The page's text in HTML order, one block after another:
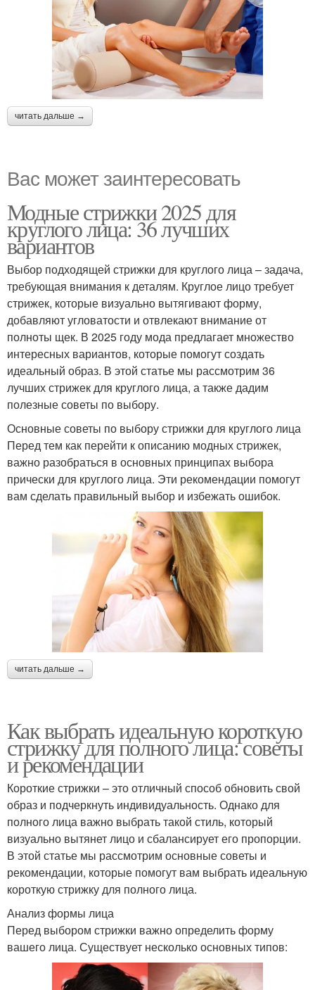
читать дальше →
Вас может заинтересовать
Модные стрижки 2025 для
круглого лица: 36 лучших
вариантов
Выбор подходящей стрижки для круглого лица – задача,
требующая внимания к деталям. Круглое лицо требует
стрижек, которые визуально вытягивают форму,
добавляют угловатости и отвлекают внимание от
полноты щек. В 2025 году мода предлагает множество
интересных вариантов, которые помогут создать
идеальный образ. В этой статье мы рассмотрим 36
лучших стрижек для круглого лица, а также дадим
полезные советы по выбору.
Основные советы по выбору стрижки для круглого лица
Перед тем как перейти к описанию модных стрижек,
важно разобраться в основных принципах выбора
прически для круглого лица. Эти рекомендации помогут
вам сделать правильный выбор и избежать ошибок.
читать дальше →
Как выбрать идеальную короткую
стрижку для полного лица: советы
и рекомендации
Короткие стрижки – это отличный способ обновить свой
образ и подчеркнуть индивидуальность. Однако для
полного лица важно выбрать такой стиль, который
визуально вытянет лицо и сбалансирует его пропорции.
В этой статье мы рассмотрим основные советы и
рекомендации, которые помогут вам выбрать идеальную
короткую стрижку для полного лица.
Анализ формы лица
Перед выбором стрижки важно определить форму
вашего лица. Существует несколько основных типов: